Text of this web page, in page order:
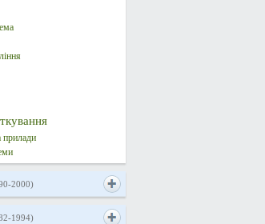
прилади
2000)
1994)